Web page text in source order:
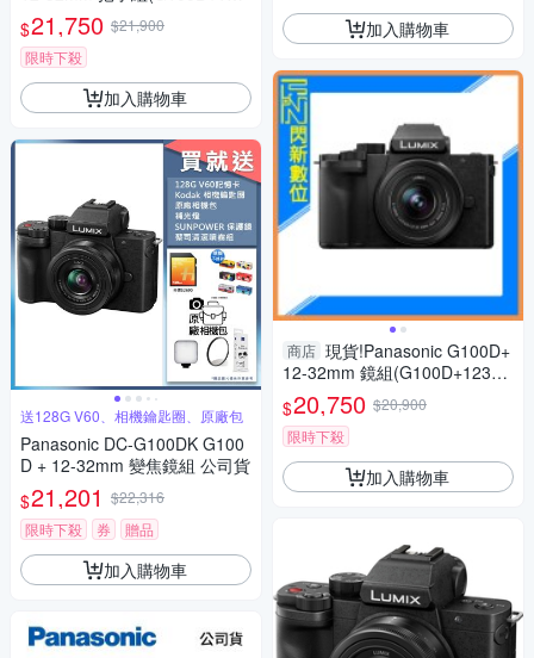
2+SHGR2，公司貨)G100
$21,750 $21,900
限時下殺
加入購物車
送128G V60、相機鑰匙圈、原廠包
Panasonic DC-G100DK G100
D + 12-32mm 變焦鏡組 公司貨
$21,201 $22,316
限時下殺
券 贈品
加入購物車
加入購物車
商店 現貨!Panasonic G100D+
12-32mm 鏡組(G100D+123
2，公司貨)G100
$20,750 $20,900
限時下殺
加入購物車